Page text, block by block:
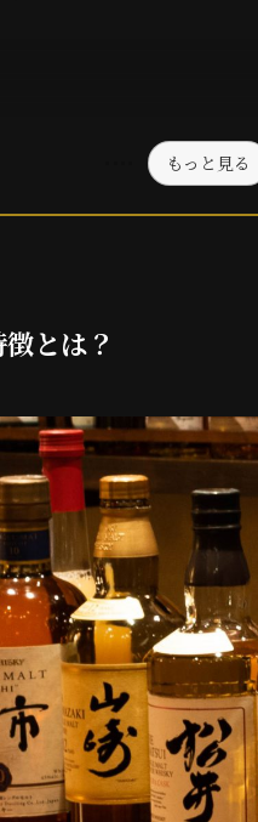
もっと見る
とは？